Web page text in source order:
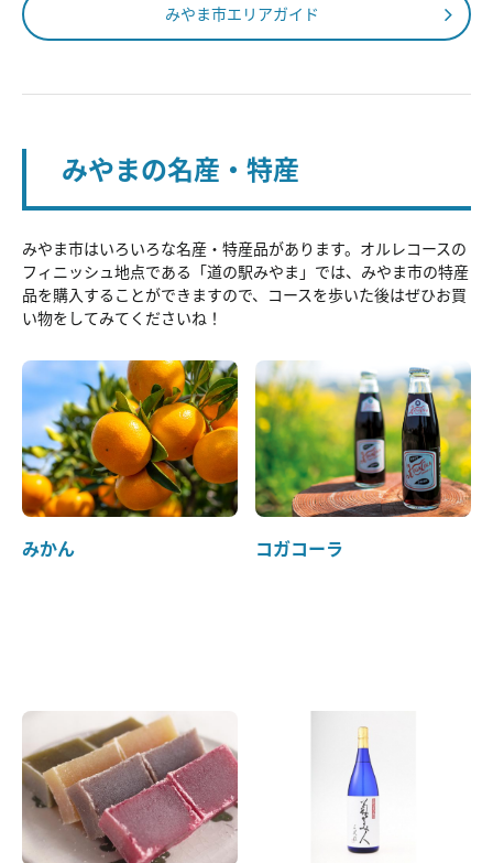
みやま市エリアガイド
みやまの名産・特産
みやま市はいろいろな名産・特産品があります。オルレコースの
フィニッシュ地点である「道の駅みやま」では、みやま市の特産
品を購入することができますので、コースを歩いた後はぜひお買
い物をしてみてくださいね！
みかん コガコーラ